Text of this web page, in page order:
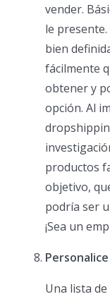
vender.
le
bien
fácilmente
obtener y
opción. Al
productos
objetivo,
podría ser
¡Sea un
Una lista